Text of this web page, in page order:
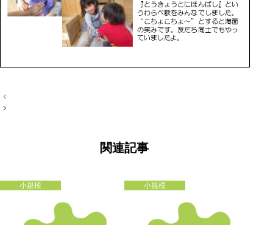
投
稿
関連記事
小規模 小規模